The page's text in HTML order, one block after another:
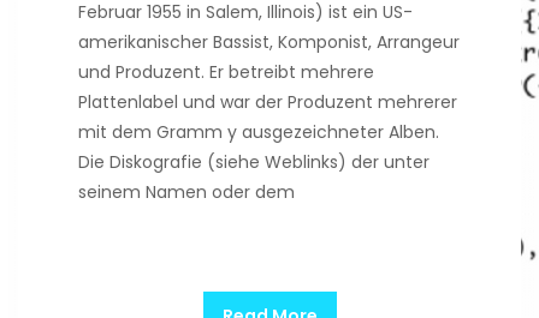
Februar 1955 in Salem, Illinois) ist ein US-
amerikanischer Bassist, Komponist, Arrangeur
und Produzent. Er betreibt mehrere
Plattenlabel und war der Produzent mehrerer
mit dem Gramm y ausgezeichneter Alben.
Die Diskografie (siehe Weblinks) der unter
seinem Namen oder dem